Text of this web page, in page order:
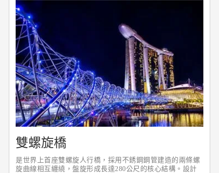
雙螺旋橋
是世界上首座雙螺旋人行橋，採用不銹鋼鋼管建造的兩條螺
旋曲線相互纏繞，盤旋形成長達280公尺的核心結構。設計